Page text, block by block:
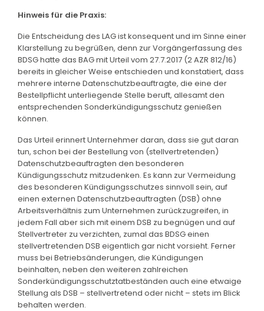
Hinweis für die Praxis:
Die Entscheidung des LAG ist konsequent und im Sinne einer
Klarstellung zu begrüßen, denn zur Vorgängerfassung des
BDSG hatte das BAG mit Urteil vom 27.7.2017 (2 AZR 812/16)
bereits in gleicher Weise entschieden und konstatiert, dass
mehrere interne Datenschutzbeauftragte, die eine der
Bestellpflicht unterliegende Stelle beruft, allesamt den
entsprechenden Sonderkündigungsschutz genießen
können.
Das Urteil erinnert Unternehmer daran, dass sie gut daran
tun, schon bei der Bestellung von (stellvertretenden)
Datenschutzbeauftragten den besonderen
Kündigungsschutz mitzudenken. Es kann zur Vermeidung
des besonderen Kündigungsschutzes sinnvoll sein, auf
einen externen Datenschutzbeauftragten (DSB) ohne
Arbeitsverhältnis zum Unternehmen zurückzugreifen, in
jedem Fall aber sich mit einem DSB zu begnügen und auf
Stellvertreter zu verzichten, zumal das BDSG einen
stellvertretenden DSB eigentlich gar nicht vorsieht. Ferner
muss bei Betriebsänderungen, die Kündigungen
beinhalten, neben den weiteren zahlreichen
Sonderkündigungsschutztatbeständen auch eine etwaige
Stellung als DSB – stellvertretend oder nicht – stets im Blick
behalten werden.